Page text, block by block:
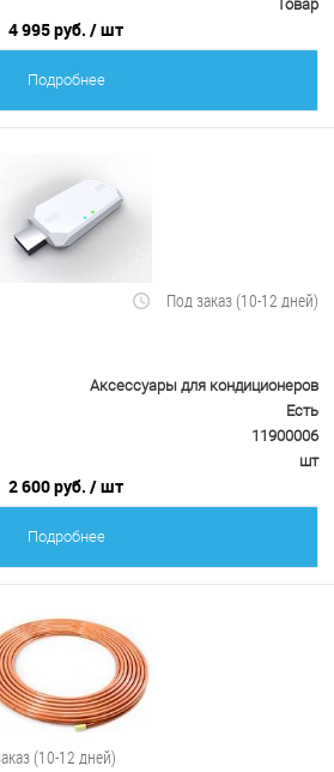
Товар
4 995 руб. / шт
Подробнее
Под заказ (10-12 дней)
Аксессуары для кондиционеров
Есть
11900006
шт
2 600 руб. / шт
Подробнее
(10-12 дней)